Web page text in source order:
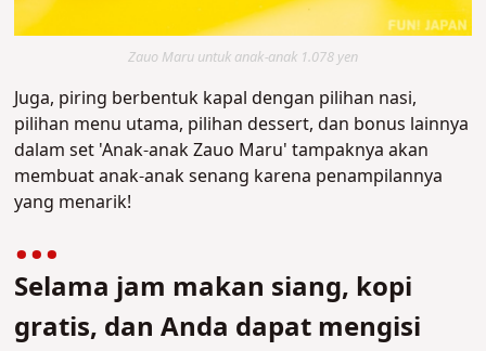
Zauo Maru untuk anak-anak 1.078 yen
Juga, piring berbentuk kapal dengan pilihan nasi,
pilihan menu utama, pilihan dessert, dan bonus lainnya
dalam set 'Anak-anak Zauo Maru' tampaknya akan
membuat anak-anak senang karena penampilannya
yang menarik!
Selama jam makan siang, kopi
gratis, dan Anda dapat mengisi